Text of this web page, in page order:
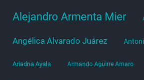
Alejandro Armenta Mier
Angélica Alvarado Juárez
Ariadna Ayala Armando Aguirre Amaro